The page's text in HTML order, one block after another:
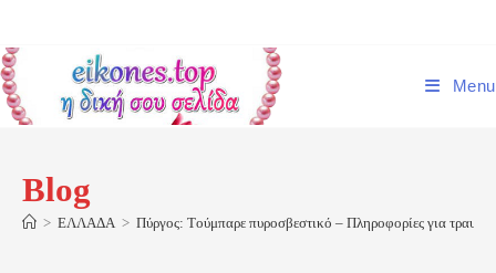
content
Menu
Blog
> ΕΛΛΑΔΑ > Πύργος: Tούμπαρε πυροσβεστικό – Πληροφορίες για